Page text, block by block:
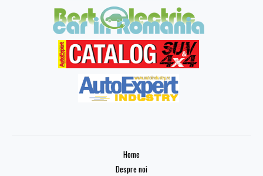
Home
Despre noi